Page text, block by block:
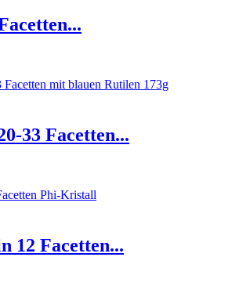
33 Facetten...
12 Facetten...